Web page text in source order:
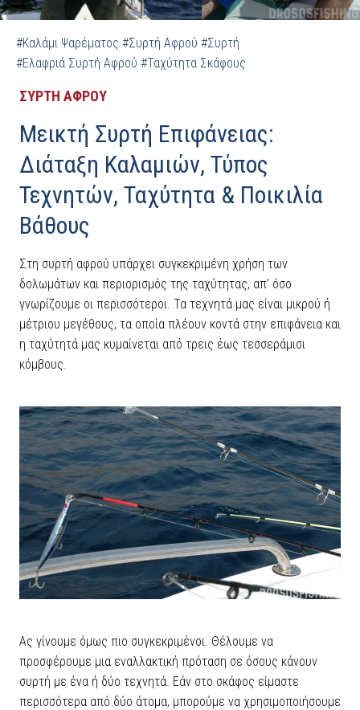
#Καλάμι Ψαρέματος #Συρτή Αφρού #Συρτή
#Ελαφριά Συρτή Αφρού #Ταχύτητα Σκάφους
ΣΥΡΤΗ ΑΦΡΟΥ
Μεικτή Συρτή Επιφάνειας:
Διάταξη Καλαμιών, Τύπος
Τεχνητών, Ταχύτητα & Ποικιλία
Βάθους
Στη συρτή αφρού υπάρχει συγκεκριμένη χρήση των
δολωμάτων και περιορισμός της ταχύτητας, απ’ όσο
γνωρίζουμε οι περισσότεροι. Τα τεχνητά μας είναι μικρού ή
μέτριου μεγέθους, τα οποία πλέουν κοντά στην επιφάνεια και
η ταχύτητά μας κυμαίνεται από τρεις έως τεσσεράμισι
κόμβους.
Ας γίνουμε όμως πιο συγκεκριμένοι. Θέλουμε να
προσφέρουμε μια εναλλακτική πρόταση σε όσους κάνουν
συρτή με ένα ή δύο τεχνητά. Εάν στο σκάφος είμαστε
περισσότερα από δύο άτομα, μπορούμε να χρησιμοποιήσουμε